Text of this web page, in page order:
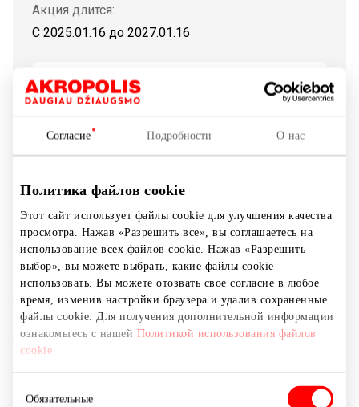
Согласие Подробности О нас
Политика файлов cookie
Этот сайт использует файлы cookie для улучшения качества
просмотра. Нажав «Разрешить все», вы соглашаетесь на
использование всех файлов cookie. Нажав «Разрешить
выбор», вы можете выбрать, какие файлы cookie
использовать. Вы можете отозвать свое согласие в любое
время, изменив настройки браузера и удалив сохраненные
файлы cookie. Для получения дополнительной информации
ознакомьтесь с нашей Политикой использования файлов
cookie
Обязательные
Акция длится:
С 2025.01.16 до 2027.01.16
Показать на карте
Каждый год тысячи людей по всему миру
присоединяются к ежемесячному челленджу,
пищу в течение всего января. Эта инициатива
известна как «Растительный январь». Это призыв
делать более осознанный выбор, и один из них может
начаться с чашки кофе.
Думаете об изменениях? Начните с простого решения
— выбирайте растительное молоко вместо обычного.
А самая лучшая новость в том, что в Vero Cafe
кофейные напитки с растительным молоком стоят
наслаждаться любимым латте, капучино или черным